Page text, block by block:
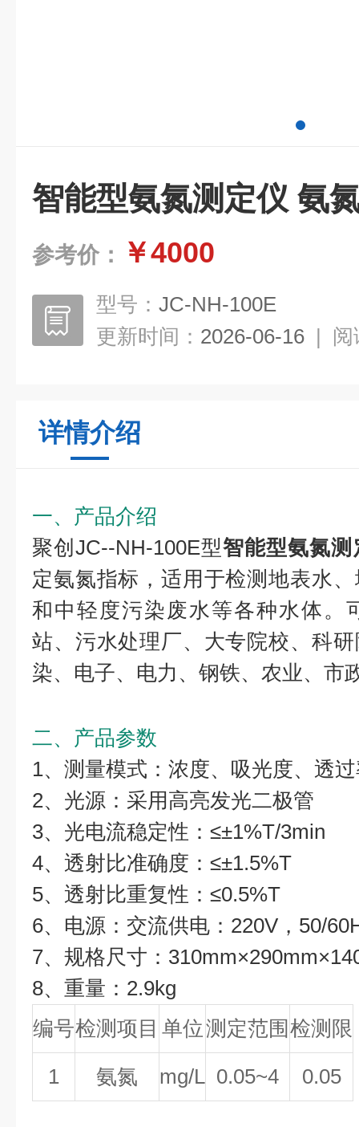
智能型氨氮测定仪 氨
参考价： ￥4000
型号： JC-NH-100E
更新时间： 2026-06-16 | 阅
详情介绍
一、产品介绍
聚创JC--NH-100E型智能型氨氮测
定氨氮指标，适用于检测地表水
和中轻度污染废水等各种水体。
站、污水处理厂、大专院校、科
染、电子、电力、钢铁、农业、市
二、产品参数
1、测量模式：浓度、吸光度、透
2、光源：采用高亮发光二极管
3、光电流稳定性：≤±1%T/3min
4、透射比准确度：≤±1.5%T
5、透射比重复性：≤0.5%T
6、电源：交流供电：220V，50/
7、规格尺寸：
8、重量：2.9kg
编号检测项目 单位测定范围检测限
1
氨氮 mg/L 0.05~4 0.05